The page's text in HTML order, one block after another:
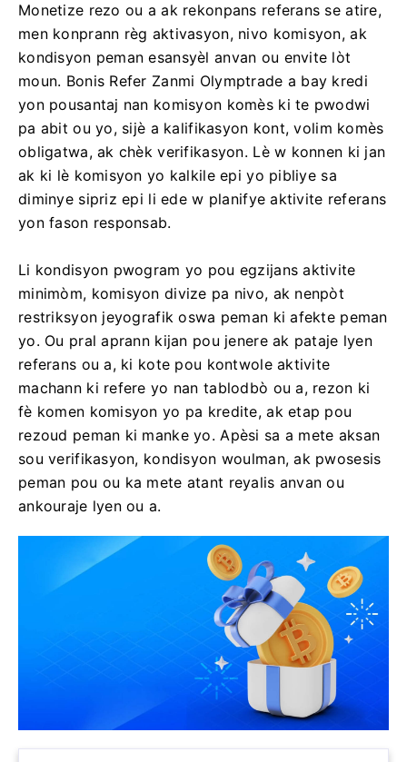
Monetize rezo ou a ak rekonpans referans se atire,
men konprann règ aktivasyon, nivo komisyon, ak
kondisyon peman esansyèl anvan ou envite lòt
moun. Bonis Refer Zanmi Olymptrade a bay kredi
yon pousantaj nan komisyon komès ki te pwodwi
pa abit ou yo, sijè a kalifikasyon kont, volim komès
obligatwa, ak chèk verifikasyon. Lè w konnen ki jan
ak ki lè komisyon yo kalkile epi yo pibliye sa
diminye sipriz epi li ede w planifye aktivite referans
yon fason responsab.
Li kondisyon pwogram yo pou egzijans aktivite
minimòm, komisyon divize pa nivo, ak nenpòt
restriksyon jeyografik oswa peman ki afekte peman
yo. Ou pral aprann kijan pou jenere ak pataje lyen
referans ou a, ki kote pou kontwole aktivite
machann ki refere yo nan tablodbò ou a, rezon ki
fè komen komisyon yo pa kredite, ak etap pou
rezoud peman ki manke yo. Apèsi sa a mete aksan
sou verifikasyon, kondisyon woulman, ak pwosesis
peman pou ou ka mete atant reyalis anvan ou
ankouraje lyen ou a.